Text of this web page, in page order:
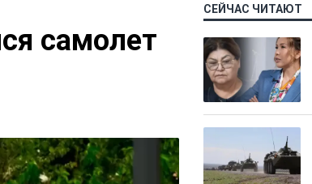
самолет
СЕЙЧАС ЧИТАЮТ